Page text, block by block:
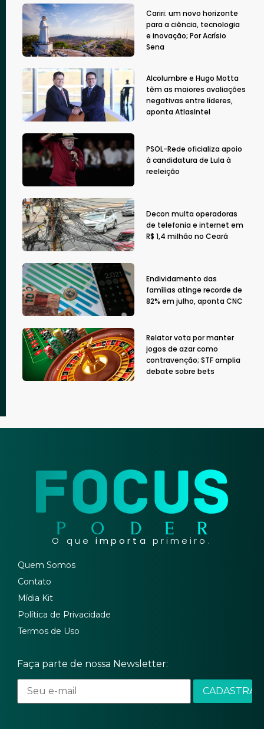
Cariri: um novo horizonte
para a ciência, tecnologia
e inovação; Por Acrísio
Sena
Alcolumbre e Hugo Motta
têm as maiores avaliações
negativas entre líderes,
aponta AtlasIntel
PSOL-Rede oficializa apoio
à candidatura de Lula à
reeleição
Decon multa operadoras
de telefonia e internet em
R$ 1,4 milhão no Ceará
Endividamento das
famílias atinge recorde de
82% em julho, aponta CNC
Relator vota por manter
jogos de azar como
contravenção; STF amplia
debate sobre bets
O que importa primeiro.
Quem Somos
Contato
Mídia Kit
Política de Privacidade
Termos de Uso
Faça parte de nossa Newsletter: